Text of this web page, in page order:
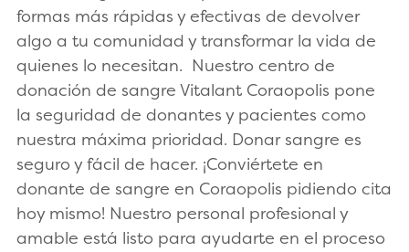
formas más rápidas y efectivas de devolver
algo a tu comunidad y transformar la vida de
quienes lo necesitan. Nuestro centro de
donación de sangre Vitalant Coraopolis pone
la seguridad de donantes y pacientes como
nuestra máxima prioridad. Donar sangre es
seguro y fácil de hacer. ¡Conviértete en
donante de sangre en Coraopolis pidiendo cita
hoy mismo! Nuestro personal profesional y
amable está listo para ayudarte en el proceso